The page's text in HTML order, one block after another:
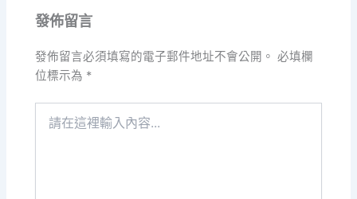
發佈留言
發佈留言必須填寫的電子郵件地址不會公開。 必填欄
位標示為 *